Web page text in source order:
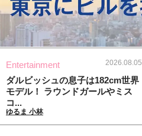
Entertainment 2026.08.05
ダルビッシュの息子は182cm世界
モデル！ ラウンドガールやミス
コ...
ゆるま 小林